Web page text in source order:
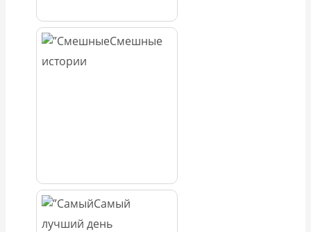
Смешные
истории
Самый
лучший день